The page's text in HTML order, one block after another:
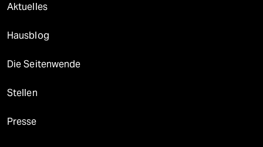
Aktuelles
Hausblog
Die Seitenwende
Stellen
Presse